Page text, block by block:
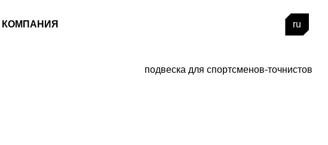
КОМПАНИЯ ru
подвеска для спортсменов-точнистов